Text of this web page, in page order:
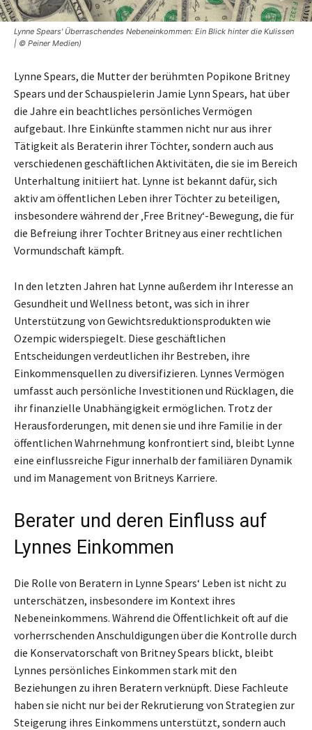
Lynne Spears' Überraschendes Nebeneinkommen: Ein Blick hinter die Kulissen
| © Peiner Medien)
Lynne Spears, die Mutter der berühmten Popikone Britney
Spears und der Schauspielerin Jamie Lynn Spears, hat über
die Jahre ein beachtliches persönliches Vermögen
aufgebaut. Ihre Einkünfte stammen nicht nur aus ihrer
Tätigkeit als Beraterin ihrer Töchter, sondern auch aus
verschiedenen geschäftlichen Aktivitäten, die sie im Bereich
Unterhaltung initiiert hat. Lynne ist bekannt dafür, sich
aktiv am öffentlichen Leben ihrer Töchter zu beteiligen,
insbesondere während der ‚Free Britney‘-Bewegung, die für
die Befreiung ihrer Tochter Britney aus einer rechtlichen
Vormundschaft kämpft.
In den letzten Jahren hat Lynne außerdem ihr Interesse an
Gesundheit und Wellness betont, was sich in ihrer
Unterstützung von Gewichtsreduktionsprodukten wie
Ozempic widerspiegelt. Diese geschäftlichen
Entscheidungen verdeutlichen ihr Bestreben, ihre
Einkommensquellen zu diversifizieren. Lynnes Vermögen
umfasst auch persönliche Investitionen und Rücklagen, die
ihr finanzielle Unabhängigkeit ermöglichen. Trotz der
Herausforderungen, mit denen sie und ihre Familie in der
öffentlichen Wahrnehmung konfrontiert sind, bleibt Lynne
eine einflussreiche Figur innerhalb der familiären Dynamik
und im Management von Britneys Karriere.
Berater und deren Einfluss auf
Lynnes Einkommen
Die Rolle von Beratern in Lynne Spears‘ Leben ist nicht zu
unterschätzen, insbesondere im Kontext ihres
Nebeneinkommens. Während die Öffentlichkeit oft auf die
vorherrschenden Anschuldigungen über die Kontrolle durch
die Konservatorschaft von Britney Spears blickt, bleibt
Lynnes persönliches Einkommen stark mit den
Beziehungen zu ihren Beratern verknüpft. Diese Fachleute
haben sie nicht nur bei der Rekrutierung von Strategien zur
Steigerung ihres Einkommens unterstützt, sondern auch